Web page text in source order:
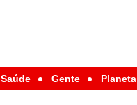
Saúde Gente Planeta